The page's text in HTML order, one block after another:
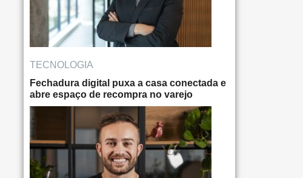
TECNOLOGIA
Fechadura digital puxa a casa conectada e
abre espaço de recompra no varejo